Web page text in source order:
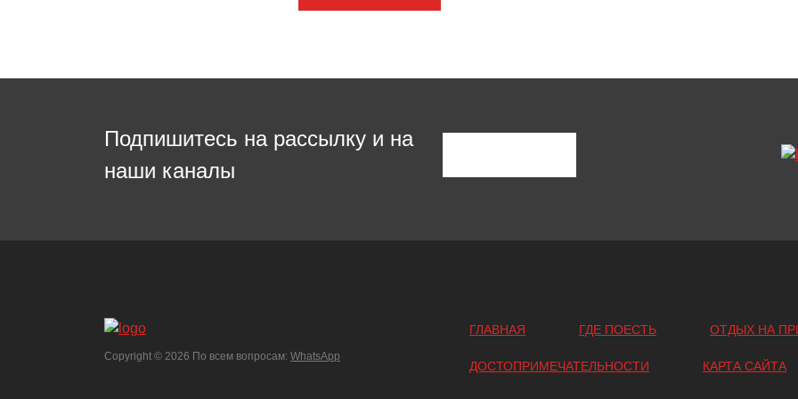
Подпишитесь на рассылку и на
наши каналы
Copyright © 2026 По всем вопросам: WhatsApp
ГЛАВНАЯ ГДЕ ПОЕСТЬ ОТДЫХ НА
ДОСТОПРИМЕЧАТЕЛЬНОСТИ КАРТА САЙТА